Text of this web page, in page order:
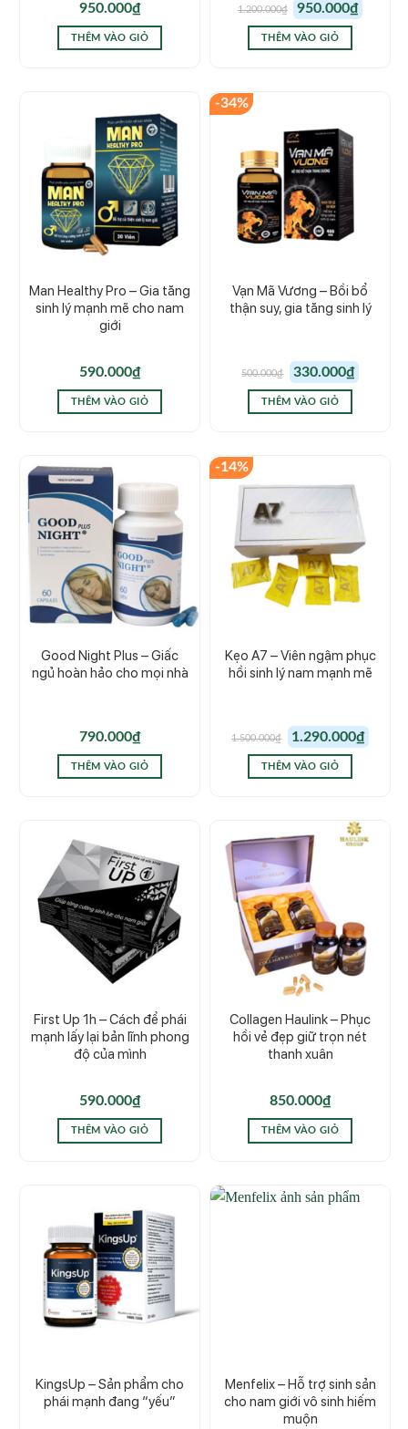
950.000₫
THÊM VÀO GIỎ
1.200.000₫
Giá
gốc
là:
1.200.000₫.
950.000₫ hiện
THÊM VÀO GIỎ
Man Healthy Pro – Gia tăng
sinh lý mạnh mẽ cho nam
giới
590.000₫
THÊM VÀO GIỎ
-34%
Vạn Mã Vương – Bồi bổ
thận suy, gia tăng sinh lý
500.000₫
Giá
gốc
là:
500.000₫.
330.000₫ hiện
THÊM VÀO GIỎ
Good Night Plus – Giấc
ngủ hoàn hảo cho mọi nhà
790.000₫
THÊM VÀO GIỎ
-14%
Kẹo A7 – Viên ngậm phục
hồi sinh lý nam mạnh mẽ
1.500.000₫
Giá
gốc
là:
1.500.000₫.
1.290.000₫ hiện
THÊM VÀO GIỎ
First Up 1h – Cách để phái
mạnh lấy lại bản lĩnh phong
độ của mình
590.000₫
THÊM VÀO GIỎ
Collagen Haulink – Phục
hồi vẻ đẹp giữ trọn nét
thanh xuân
850.000₫
THÊM VÀO GIỎ
KingsUp – Sản phẩm cho
phái mạnh đang “yếu”
Menfelix – Hỗ trợ sinh sản
cho nam giới vô sinh hiếm
muộn